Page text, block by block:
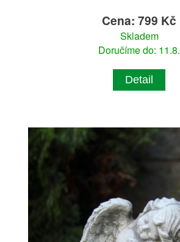
Cena: 799 Kč
Skladem
Doručíme do: 11.8.
Detail